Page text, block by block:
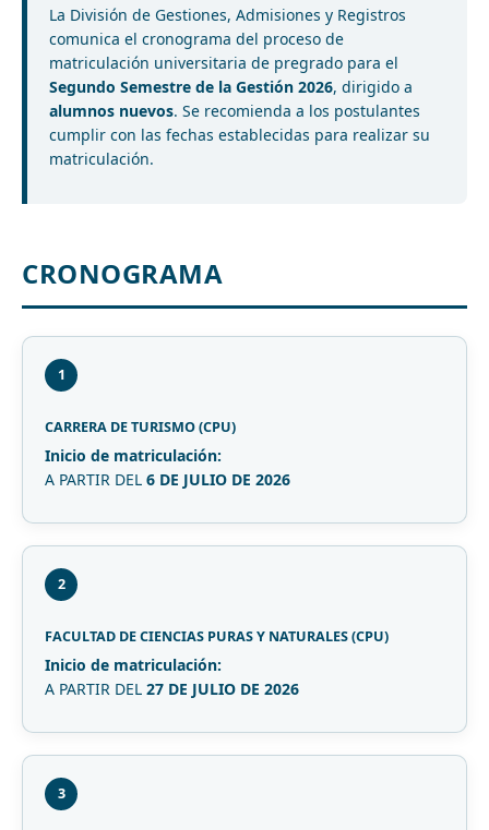
La División de Gestiones, Admisiones y Registros
comunica el cronograma del proceso de
matriculación universitaria de pregrado para el
Segundo Semestre de la Gestión 2026, dirigido a
alumnos nuevos. Se recomienda a los postulantes
cumplir con las fechas establecidas para realizar su
matriculación.
CRONOGRAMA
1
CARRERA DE TURISMO (CPU)
Inicio de matriculación:
A PARTIR DEL 6 DE JULIO DE 2026
2
FACULTAD DE CIENCIAS PURAS Y NATURALES (CPU)
Inicio de matriculación:
A PARTIR DEL 27 DE JULIO DE 2026
3